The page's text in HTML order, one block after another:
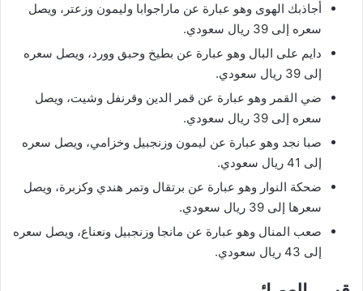
أجاذبك الهوى وهو عبارة عن ماراجوابا وليمون وزعتر، ويصل
سعره إلى 39 ريال سعودي.
دايم على البال وهو عبارة عن بطيخ وحبق وورد، ويصل سعره
إلى 39 ريال سعودي.
ضي القمر وهو عبارة عن قمر الدين وقرنفل وشيت، ويصل
سعره إلى 39 ريال سعودي.
صبا نجد وهو عبارة عن ليمون وزنجبيل وخزامي، ويصل سعره
إلى 41 ريال سعودي.
ضحكة النوار وهو عبارة عن برتقال وتمر هندي وكزبرة، ويصل
سعرها إلى 39 ريال سعودي.
صعب المنال وهو عبارة عن مانجا وزنجبيل ونعناع، ويصل سعره
إلى 43 ريال سعودي.